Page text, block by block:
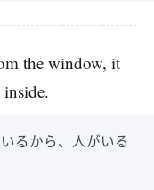
the window, it
inside.
るから、人がいる